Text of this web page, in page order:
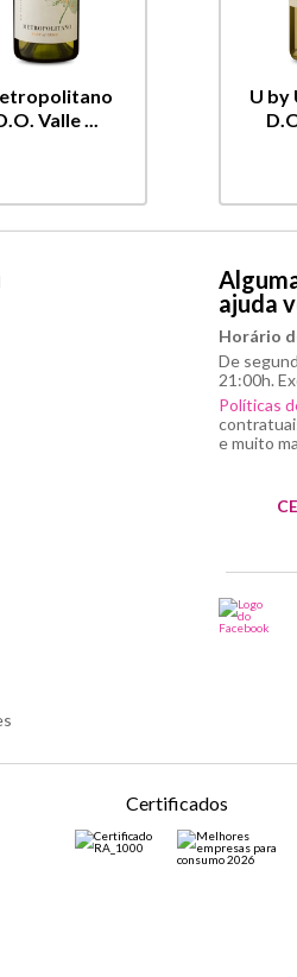
Valle ...
U by
ajuda
Horário
De
21:00h.
Políticas
e muito
Certificados